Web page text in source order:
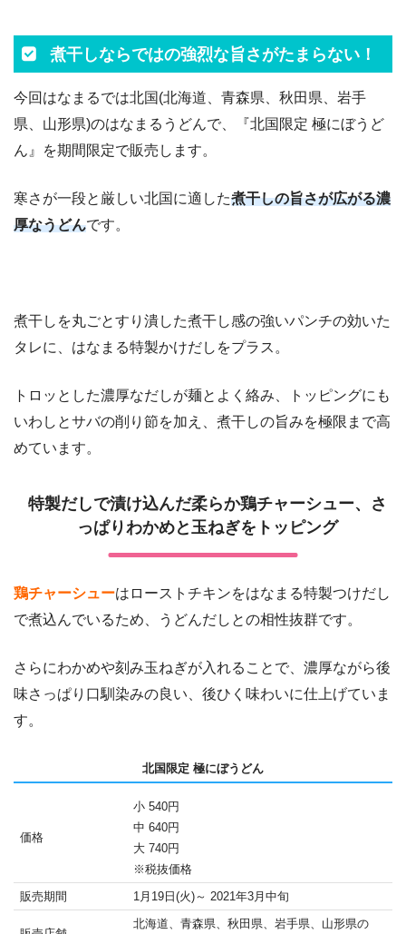
煮干しならではの強烈な旨さがたまらない！
今回はなまるでは北国(北海道、青森県、秋田県、岩手
県、山形県)のはなまるうどんで、『北国限定 極にぼうど
ん』を期間限定で販売します。
寒さが一段と厳しい北国に適した煮干しの旨さが広がる濃
厚なうどんです。
煮干しを丸ごとすり潰した煮干し感の強いパンチの効いた
タレに、はなまる特製かけだしをプラス。
トロッとした濃厚なだしが麺とよく絡み、トッピングにも
いわしとサバの削り節を加え、煮干しの旨みを極限まで高
めています。
特製だしで漬け込んだ柔らか鶏チャーシュー、さ
っぱりわかめと玉ねぎをトッピング
鶏チャーシューはローストチキンをはなまる特製つけだし
で煮込んでいるため、うどんだしとの相性抜群です。
さらにわかめや刻み玉ねぎが入れることで、濃厚ながら後
味さっぱり口馴染みの良い、後ひく味わいに仕上げていま
す。
北国限定 極にぼうどん
価格
小 540円
中 640円
大 740円
※税抜価格
販売期間
1月19日(火)～ 2021年3月中旬
北海道、青森県、秋田県、岩手県、山形県の